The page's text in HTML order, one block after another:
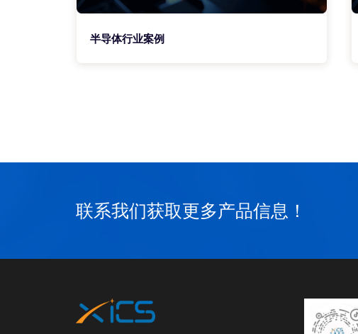
半导体行业案例
联系我们获取更多产品信息！